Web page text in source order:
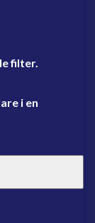
filter.
i en